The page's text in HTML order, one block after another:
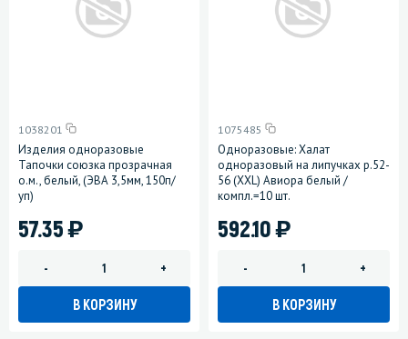
1038201
Изделия одноразовые
Тапочки союзка прозрачная
о.м., белый, (ЭВА 3,5мм, 150п/
уп)
57.35)
- +
В КОРЗИНУ
1075485
Одноразовые: Халат
одноразовый на липучках р.52-
56 (XXL) Авиора белый /
компл.=10 шт.
592.10)
- +
В КОРЗИНУ